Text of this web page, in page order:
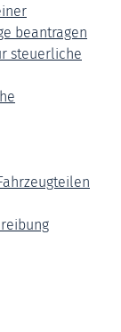
beantragen
steuerliche